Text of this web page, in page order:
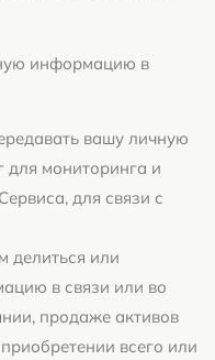
информацию в
вашу личную
мониторинга и
для связи с
делиться или
в связи или во
продаже активов
всего или